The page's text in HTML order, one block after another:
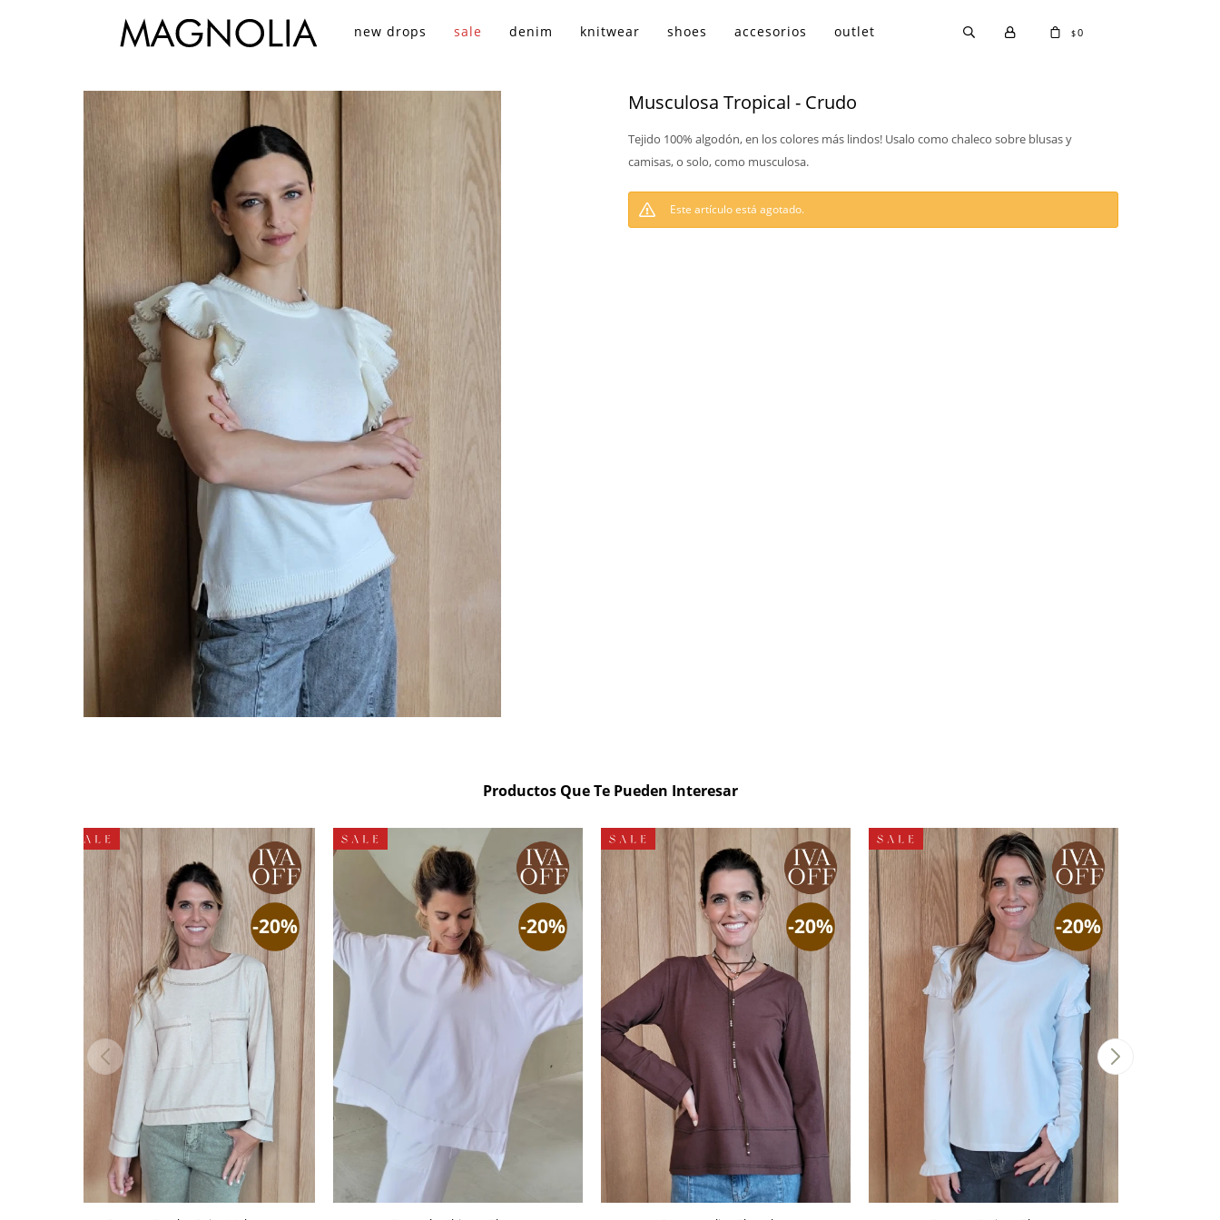
new drops sale denim knitwear shoes accesorios outlet $0
Musculosa Tropical - Crudo
Tejido 100% algodón, en los colores más lindos! Usalo como chaleco sobre blusas y
camisas, o solo, como musculosa.
Este artículo está agotado.
Productos Que Te Pueden Interesar